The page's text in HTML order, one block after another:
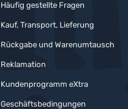
Häufig gestellte Fragen
Kauf, Transport, Lieferung
Rückgabe und Warenumtausch
Reklamation
Kundenprogramm eXtra
Geschäftsbedingungen